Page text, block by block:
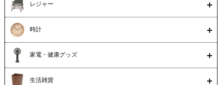
レジャー
時計
家電・健康グッズ
生活雑貨